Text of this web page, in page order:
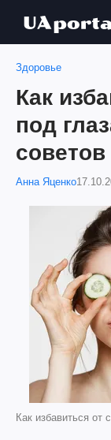
Здоровье
Как
под
Анна Яценко
Как избавиться от